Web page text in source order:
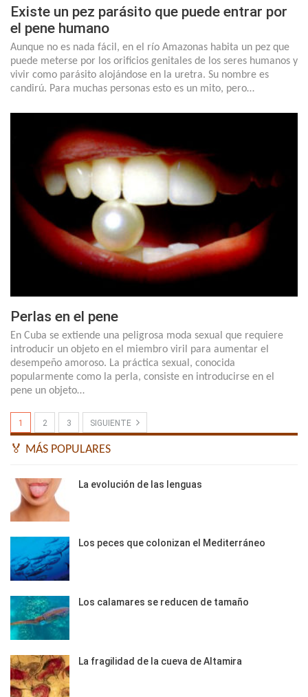
Existe un pez parásito que puede entrar por
el pene humano
Aunque no es nada fácil, en el río Amazonas habita un pez que
puede meterse por los orificios genitales de los seres humanos y
vivir como parásito alojándose en la uretra. Su nombre es
candirú. Para muchas personas esto es un mito, pero…
Perlas en el pene
En Cuba se extiende una peligrosa moda sexual que requiere
introducir un objeto en el miembro viril para aumentar el
desempeño amoroso. La práctica sexual, conocida
popularmente como la perla, consiste en introducirse en el
pene un objeto…
1 2 3 SIGUIENTE
🏅 MÁS POPULARES
La evolución de las lenguas
Los peces que colonizan el Mediterráneo
Los calamares se reducen de tamaño
La fragilidad de la cueva de Altamira